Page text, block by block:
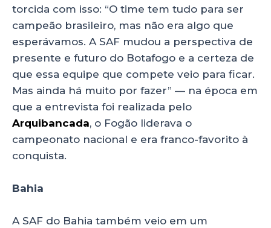
torcida com isso: “O time tem tudo para ser
campeão brasileiro, mas não era algo que
esperávamos. A SAF mudou a perspectiva de
presente e futuro do Botafogo e a certeza de
que essa equipe que compete veio para ficar.
Mas ainda há muito por fazer” — na época em
que a entrevista foi realizada pelo
Arquibancada, o Fogão liderava o
campeonato nacional e era franco-favorito à
conquista.
Bahia
A SAF do Bahia também veio em um